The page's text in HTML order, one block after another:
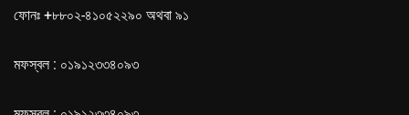
ফোনঃ +৮৮০২-৪১০৫২২৯০ অথবা ৯১
মফস্বল : ০১৯১২৩৩৪০৯৩